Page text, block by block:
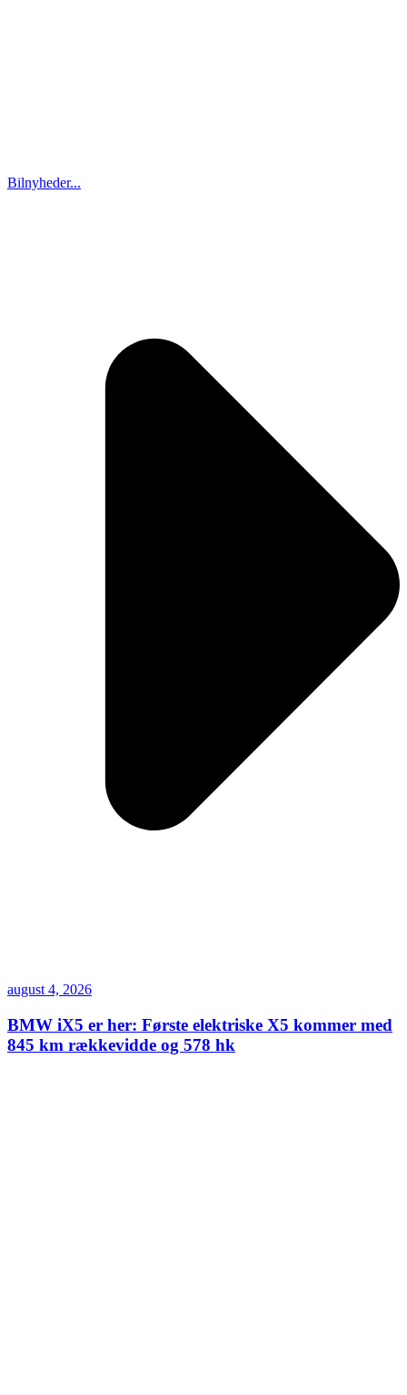
Bilnyheder...
august 4, 2026
BMW iX5 er her: Første elektriske X5 kommer med
845 km rækkevidde og 578 hk